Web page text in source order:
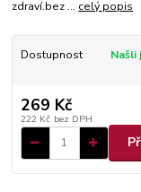
zdraví.bez ... celý popis
Dostupnost
269 Kč
222 Kč bez DPH